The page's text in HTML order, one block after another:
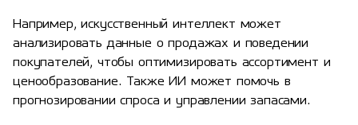
Например, искусственный интеллект может
анализировать данные о продажах и поведении
покупателей, чтобы оптимизировать ассортимент и
ценообразование. Также ИИ может помочь в
прогнозировании спроса и управлении запасами.